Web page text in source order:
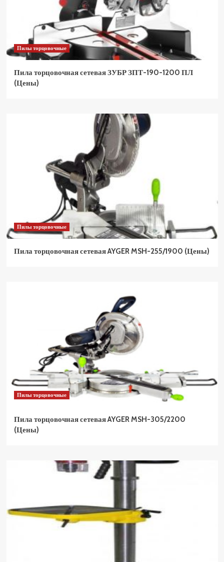
Пилы торцовочные
Пила торцовочная сетевая ЗУБР ЗПТ-190-1200 ПЛ
(Цены)
Пилы торцовочные
Пила торцовочная сетевая AYGER MSH-255/1900 (Цены)
Пилы торцовочные
Пила торцовочная сетевая AYGER MSH-305/2200
(Цены)